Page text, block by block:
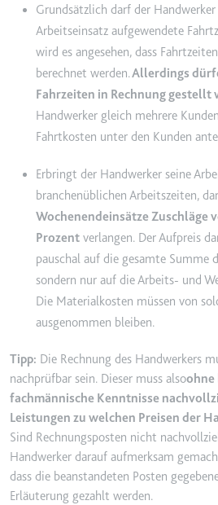
180 Tage
Typ:
HTTP-Cookie
LAST_RESULT_ENTRY_KEY
Zweck:
Wird verwendet,
Interaktion der
eingebetteten
verfolgen.
Ablauf:
Sitzung
Typ:
HTTP-Cookie
Anbieter:
youtube.com
Zweck:
Wird verwendet,
Interaktion der
eingebetteten
verfolgen.
Ablauf:
Beständig
Typ:
IndexedDB
Grundsätzlich darf der
Arbeitseinsatz aufgewendete
wird es angesehen, dass
berechnet werden.Allerdings
Fahrzeiten in Rechnung gestellt
Handwerker gleich mehrere
Fahrtkosten unter den Kunden
Erbringt der Handwerker seine
branchenüblichen Arbeitszeiten,
Wochenendeinsätze Zuschläge
Prozent verlangen. Der Aufpreis
pauschal auf die gesamte Summe
sondern nur auf die Arbeits- und
Die Materialkosten müssen von
ausgenommen bleiben.
Tipp: Die Rechnung des Handwerkers
nachprüfbar sein. Dieser muss alsoohne
fachmännische Kenntnisse
Leistungen zu welchen Preisen der
Sind Rechnungsposten nicht
Handwerker darauf aufmerksam
dass die beanstandeten Posten
Erläuterung gezahlt werden.